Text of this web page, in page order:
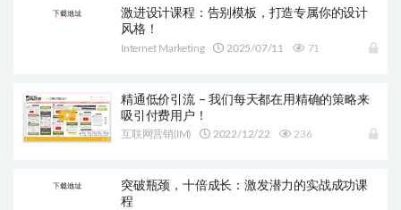
激进设计课程：告别模板，打造专属你的设计
风格！
Internet Marketing 2025/07/11 71
精通低价引流 – 我们每天都在用精确的策略来
吸引付费用户！
互联网营销(IM) 2022/12/22 236
突破瓶颈，十倍成长：激发潜力的实战成功课
程